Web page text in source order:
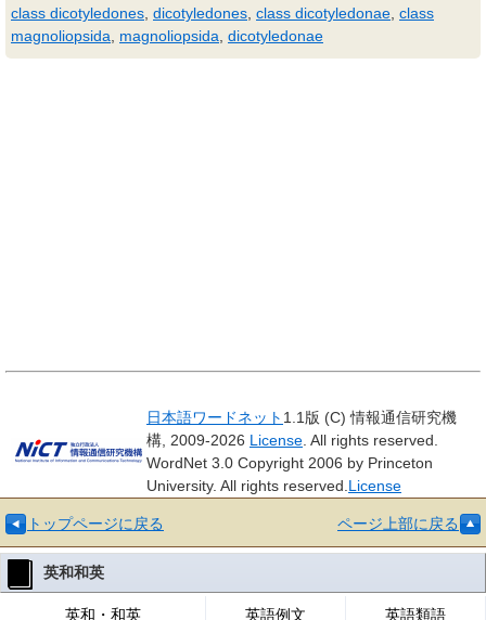
class dicotyledones dicotyledones class dicotyledonae class
magnoliopsida
magnoliopsida dicotyledonae
日本語ワードネット 1.1版 (C) 情報通信研究機
構, 2009-2026 License . All rights reserved.
WordNet 3.0 Copyright 2006 by Princeton
University. All rights reserved. License
トップページに戻る ページ上部に戻る
英和和英
英和・和英 英語例文 英語類語